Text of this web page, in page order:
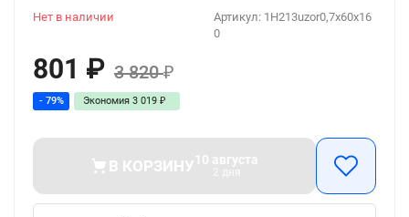
Артикул: 1H213uzor0,7x60x16
0
Нет в наличии
801 ₽ 3 820₽
- 79% Экономия 3 019 ₽
В КОРЗИНУ10 августа